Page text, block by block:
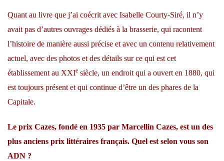
Quant au livre que j’ai coécrit avec Isabelle Courty-Siré, il n’y
avait pas d’autres ouvrages dédiés à la brasserie, qui racontent
l’histoire de manière aussi précise et avec un contenu relativement
actuel, avec des photos et des détails sur ce qui est cet
établissement au XXIe siècle, un endroit qui a ouvert en 1880, qui
est toujours présent et qui continue d’être un des phares de la
Capitale.
Le prix Cazes, fondé en 1935 par Marcellin Cazes, est un des
plus anciens prix littéraires français. Quel est selon vous son
ADN ?